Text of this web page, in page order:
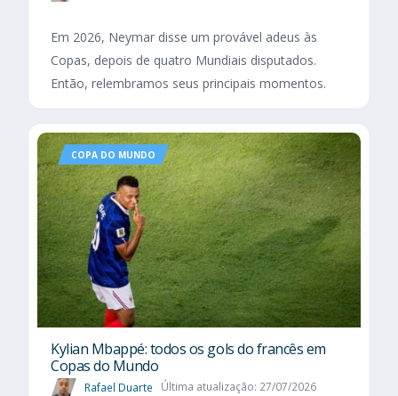
Em 2026, Neymar disse um provável adeus às
Copas, depois de quatro Mundiais disputados.
Então, relembramos seus principais momentos.
COPA DO MUNDO
Kylian Mbappé: todos os gols do francês em
Copas do Mundo
Rafael Duarte Última atualização: 27/07/2026